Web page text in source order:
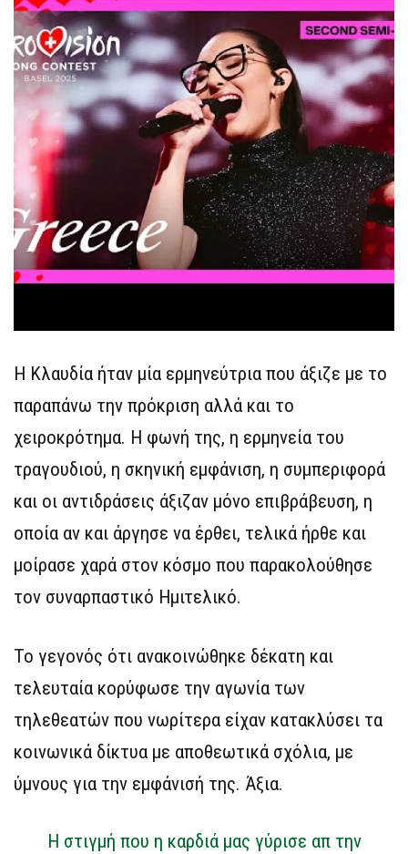
Η Κλαυδία ήταν μία ερμηνεύτρια που άξιζε με το
παραπάνω την πρόκριση αλλά και το
χειροκρότημα. Η φωνή της, η ερμηνεία του
τραγουδιού, η σκηνική εμφάνιση, η συμπεριφορά
και οι αντιδράσεις άξιζαν μόνο επιβράβευση, η
οποία αν και άργησε να έρθει, τελικά ήρθε και
μοίρασε χαρά στον κόσμο που παρακολούθησε
τον συναρπαστικό Ημιτελικό.
Το γεγονός ότι ανακοινώθηκε δέκατη και
τελευταία κορύφωσε την αγωνία των
τηλεθεατών που νωρίτερα είχαν κατακλύσει τα
κοινωνικά δίκτυα με αποθεωτικά σχόλια, με
ύμνους για την εμφάνισή της. Άξια.
Η στιγμή που η καρδιά μας γύρισε απ την